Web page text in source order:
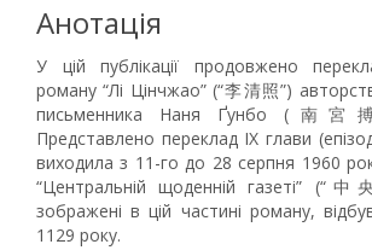
Анотація
У цій публікації продовжено
роману “Лі Цінчжао” (“李清照”)
письменника Наня Ґунбо (南宮
Представлено переклад IХ глави
виходила з 11-го до 28 серпня 1960
“Центральній щоденній газеті” (“中
зображені в цій частині роману,
1129 року.